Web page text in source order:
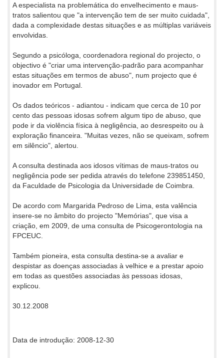
A especialista na problemática do envelhecimento e maus-
tratos salientou que "a intervenção tem de ser muito cuidada",
dada a complexidade destas situações e as múltiplas variáveis
envolvidas.
Segundo a psicóloga, coordenadora regional do projecto, o
objectivo é "criar uma intervenção-padrão para acompanhar
estas situações em termos de abuso", num projecto que é
inovador em Portugal.
Os dados teóricos - adiantou - indicam que cerca de 10 por
cento das pessoas idosas sofrem algum tipo de abuso, que
pode ir da violência física à negligência, ao desrespeito ou à
exploração financeira. "Muitas vezes, não se queixam, sofrem
em silêncio", alertou.
A consulta destinada aos idosos vítimas de maus-tratos ou
negligência pode ser pedida através do telefone 239851450,
da Faculdade de Psicologia da Universidade de Coimbra.
De acordo com Margarida Pedroso de Lima, esta valência
insere-se no âmbito do projecto "Memórias", que visa a
criação, em 2009, de uma consulta de Psicogerontologia na
FPCEUC.
Também pioneira, esta consulta destina-se a avaliar e
despistar as doenças associadas à velhice e a prestar apoio
em todas as questões associadas às pessoas idosas,
explicou.
30.12.2008
Data de introdução: 2008-12-30